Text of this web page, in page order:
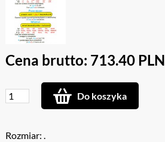
Cena brutto: 713.40 PLN
Do koszyka
Rozmiar: .